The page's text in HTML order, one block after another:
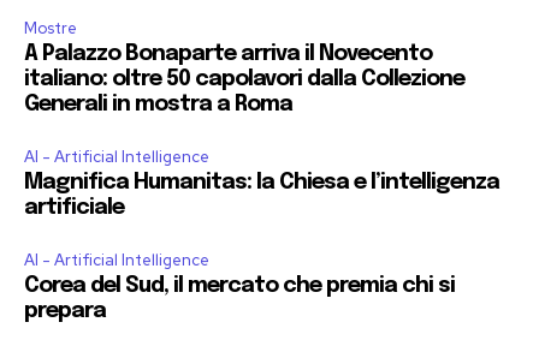
Mostre
A Palazzo Bonaparte arriva il Novecento
italiano: oltre 50 capolavori dalla Collezione
Generali in mostra a Roma
AI - Artificial Intelligence
Magnifica Humanitas: la Chiesa e l’intelligenza
artificiale
AI - Artificial Intelligence
Corea del Sud, il mercato che premia chi si
prepara